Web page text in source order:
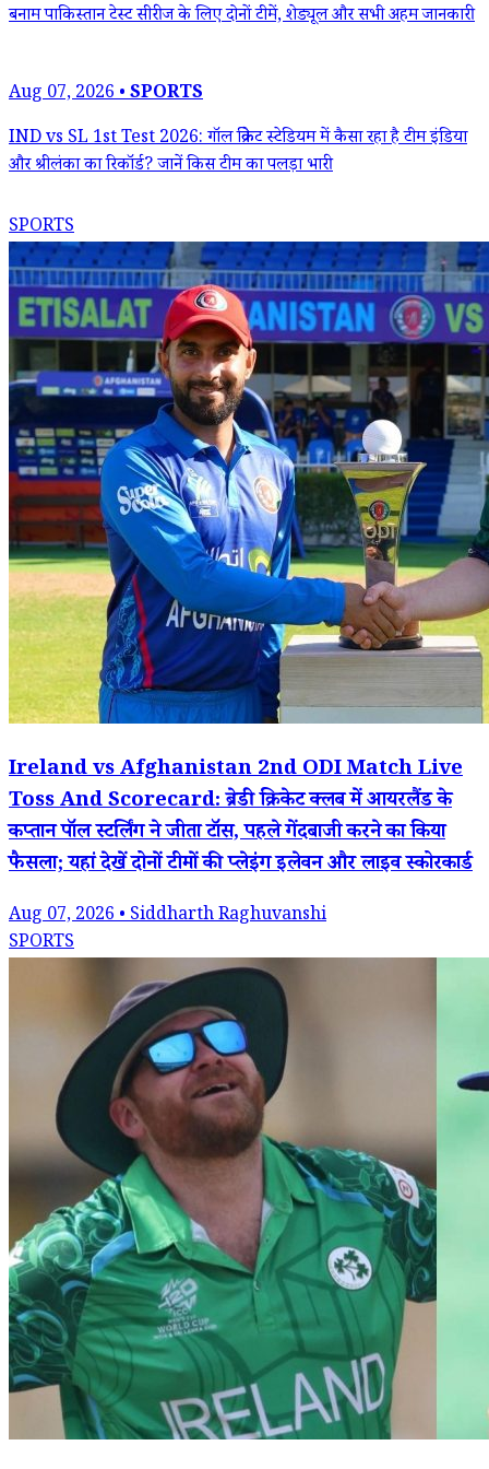
बनाम पाकिस्तान टेस्ट सीरीज के लिए दोनों टीमें, शेड्यूल और सभी अहम जानकारी
Aug 07, 2026 •SPORTS
IND vs SL 1st Test 2026: गॉल क्रिकेट स्टेडियम में कैसा रहा है टीम इंडिया
और श्रीलंका का रिकॉर्ड? जानें किस टीम का पलड़ा भारी
SPORTS
Ireland vs Afghanistan 2nd ODI Match Live
Toss And Scorecard: ब्रेडी क्रिकेट क्लब में आयरलैंड के
कप्तान पॉल स्टर्लिंग ने जीता टॉस, पहले गेंदबाजी करने का किया
फैसला; यहां देखें दोनों टीमों की प्लेइंग इलेवन और लाइव स्कोरकार्ड
Aug 07, 2026 • Siddharth Raghuvanshi
SPORTS